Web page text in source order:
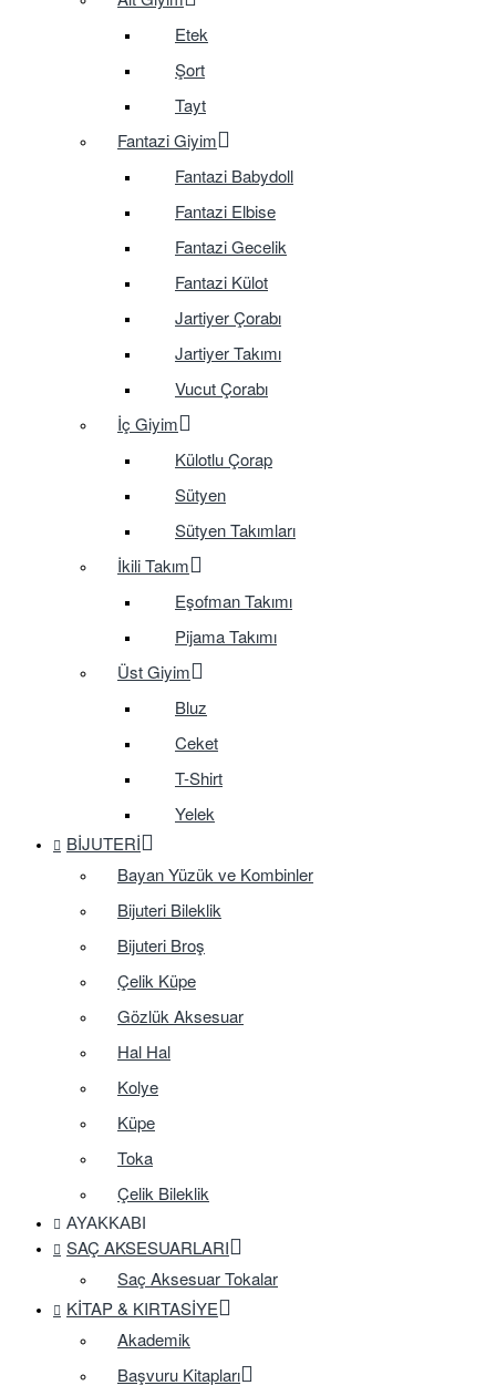
Etek
Şort
Tayt
Fantazi Giyim
Fantazi Babydoll
Fantazi Elbise
Fantazi Gecelik
Fantazi Külot
Jartiyer Çorabı
Jartiyer Takımı
Vucut Çorabı
İç Giyim
Külotlu Çorap
Sütyen
Sütyen Takımları
İkili Takım
Eşofman Takımı
Pijama Takımı
Üst Giyim
Bluz
Ceket
T-Shirt
Yelek
BIJUTERI
Bayan Yüzük ve Kombinler
Bijuteri Bileklik
Bijuteri Broş
Çelik Küpe
Gözlük Aksesuar
Hal Hal
Kolye
Küpe
Toka
Çelik Bileklik
AYAKKABI
SAÇ AKSESUARLARI
Saç Aksesuar Tokalar
KITAP & KIRTASIYE
Akademik
Başvuru Kitapları